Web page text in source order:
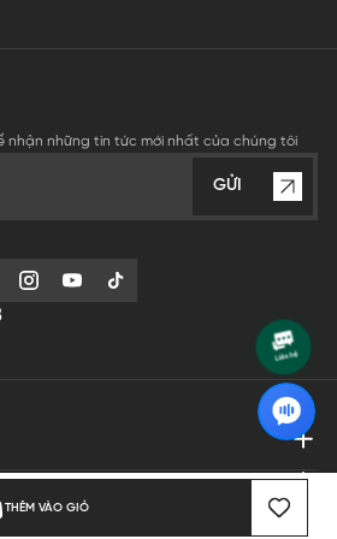
THÊM VÀO GIỎ
nhận những tin tức mới nhất của chúng tôi
GỬI